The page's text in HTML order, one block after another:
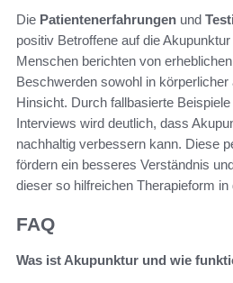
Die Patientenerfahrungen und
positiv Betroffene auf die
Menschen berichten von
Beschwerden sowohl in
Hinsicht. Durch fallbasierte
Interviews wird deutlich, dass
nachhaltig verbessern kann. Diese
fördern ein besseres Verständnis
dieser so hilfreichen Therapieform in
FAQ
Was ist Akupunktur und wie